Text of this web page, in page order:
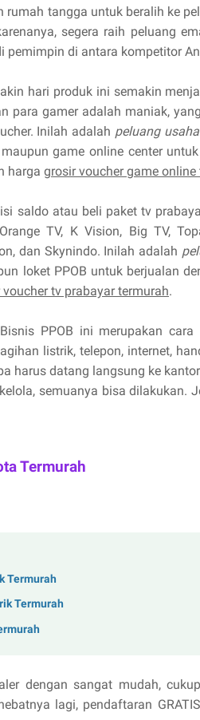
tangga untuk beralih ke
segera raih peluang
di antara kompetitor
hari produk ini semakin
para gamer adalah maniak,
Inilah adalah peluang
game online center
harga grosir voucher game online
saldo atau beli paket tv
TV, K Vision, Big TV,
dan Skynindo. Inilah adalah
loket PPOB untuk berjualan
tv prabayar termurah.
PPOB ini merupakan cara
listrik, telepon, internet,
harus datang langsung ke
semuanya bisa dilakukan.
Termurah
Termurah
Termurah
dengan sangat mudah,
lagi, pendaftaran